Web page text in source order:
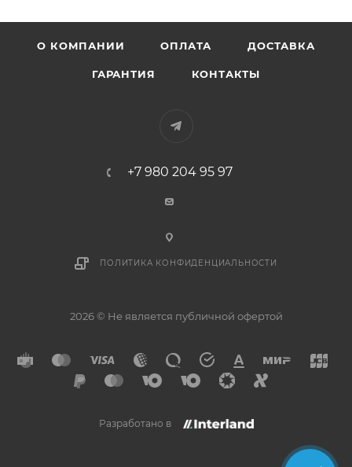
О КОМПАНИИ ОПЛАТА ДОСТАВКА
ГАРАНТИЯ КОНТАКТЫ
+7 980 204 95 97
ПОЛИТИКА КОНФИДЕНЦИАЛЬНОСТИ
2026 © Не является публичной офертой
Разработано в